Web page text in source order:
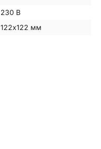
230 В
122х122 мм